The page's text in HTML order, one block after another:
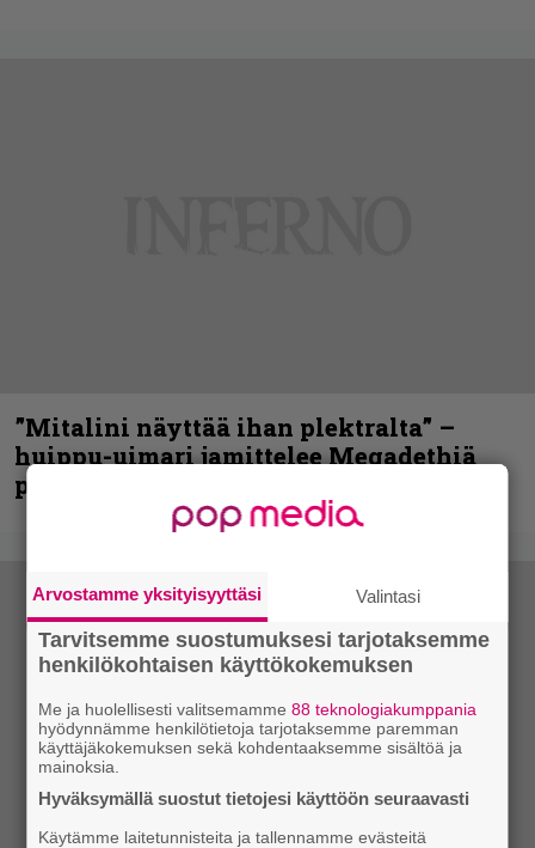
”Mitalini näyttää ihan plektralta” –
huippu-uimari jamittelee Megadethiä
palkinnollaan
Arvostamme yksityisyyttäsi Valintasi
Tarvitsemme suostumuksesi tarjotaksemme
henkilökohtaisen käyttökokemuksen
Me ja huolellisesti valitsemamme88 teknologiakumppania
hyödynnämme henkilötietoja tarjotaksemme paremman
käyttäjäkokemuksen sekä kohdentaaksemme sisältöä ja
mainoksia.
Hyväksymällä suostut tietojesi käyttöön seuraavasti
Käytämme laitetunnisteita ja tallennamme evästeitä